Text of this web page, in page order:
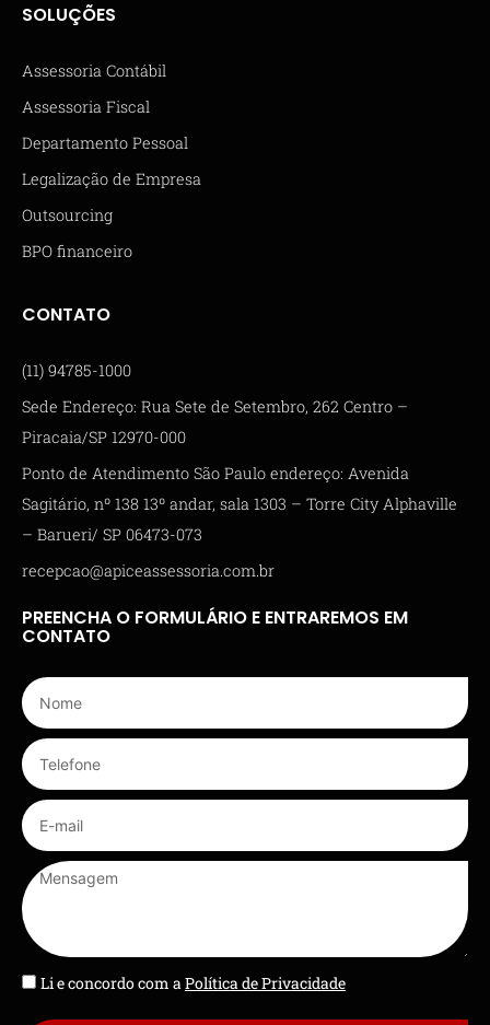
SOLUÇÕES
Assessoria Contábil
Assessoria Fiscal
Departamento Pessoal
Legalização de Empresa
Outsourcing
BPO financeiro
CONTATO
(11) 94785-1000
Sede Endereço: Rua Sete de Setembro, 262 Centro –
Piracaia/SP 12970-000
Ponto de Atendimento São Paulo endereço: Avenida
Sagitário, nº 138 13º andar, sala 1303 – Torre City Alphaville
– Barueri/ SP 06473-073
recepcao@apiceassessoria.com.br
PREENCHA O FORMULÁRIO E ENTRAREMOS EM
CONTATO
Li e concordo com aPolítica de Privacidade